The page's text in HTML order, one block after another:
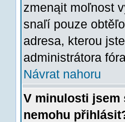
zmenąit moľnost
snaľí pouze
adresa, kterou
administrátora
Návrat nahoru
V minulosti jsem
nemohu